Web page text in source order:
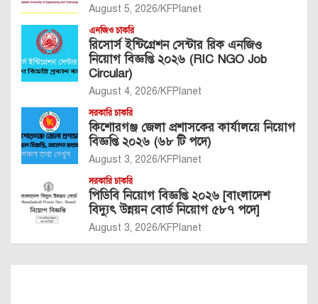
August 5, 2026 KFPlanet
এনজিও চাকরি
রিসোর্স ইন্টিগ্রেশন সেন্টার রিক এনজিও
নিয়োগ বিজ্ঞপ্তি ২০২৬ (RIC NGO Job
Circular)
August 4, 2026 KFPlanet
সরকারি চাকরি
কিশোরগঞ্জ জেলা প্রশাসকের কার্যালয়ে নিয়োগ
বিজ্ঞপ্তি ২০২৬ (৬৮ টি পদে)
August 3, 2026 KFPlanet
সরকারি চাকরি
পিডিবি নিয়োগ বিজ্ঞপ্তি ২০২৬ [বাংলাদেশ
বিদ্যুৎ উন্নয়ন বোর্ড নিয়োগ ৫৮৭ পদে]
August 3, 2026 KFPlanet